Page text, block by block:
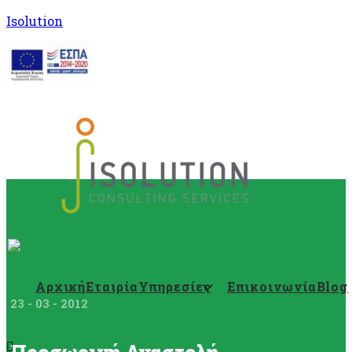
Isolution
ΑρχικήΕταιρίαΥπηρεσίες ΕπικοινωνίαBlog
23 - 03 - 2012